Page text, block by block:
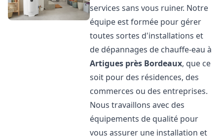
services sans vous ruiner. Notre
équipe est formée pour gérer
toutes sortes d'installations et
de dépannages de chauffe-eau à
Artigues près Bordeaux, que ce
soit pour des résidences, des
commerces ou des entreprises.
Nous travaillons avec des
équipements de qualité pour
vous assurer une installation et